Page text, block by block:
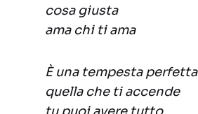
cosa giusta
ama chi ti ama
È una tempesta perfetta
quella che ti accende